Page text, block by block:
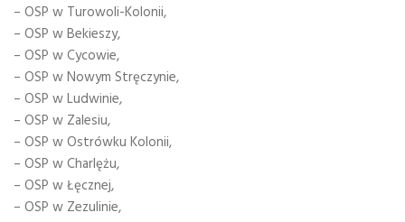
– OSP w Turowoli-Kolonii,
– OSP w Bekieszy,
– OSP w Cycowie,
– OSP w Nowym Stręczynie,
– OSP w Ludwinie,
– OSP w Zalesiu,
– OSP w Ostrówku Kolonii,
– OSP w Charlężu,
– OSP w Łęcznej,
– OSP w Zezulinie,